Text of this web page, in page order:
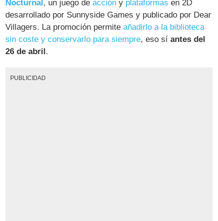
Nocturnal, un juego deacción y plataformas en 2D
desarrollado por Sunnyside Games y publicado por Dear
Villagers. La promoción permiteañadirlo a la biblioteca
sin coste y conservarlo para siempre, eso síantes del
26 de abril.
PUBLICIDAD